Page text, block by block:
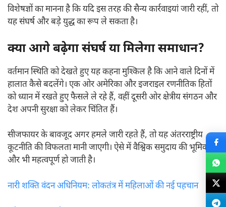
विशेषज्ञों का मानना है कि यदि इस तरह की सैन्य कार्रवाइयां जारी रहीं, तो
यह संघर्ष और बड़े युद्ध का रूप ले सकता है।
क्या आगे बढ़ेगा संघर्ष या मिलेगा समाधान?
वर्तमान स्थिति को देखते हुए यह कहना मुश्किल है कि आने वाले दिनों में
हालात कैसे बदलेंगे। एक ओर अमेरिका और इजराइल रणनीतिक हितों
को ध्यान में रखते हुए फैसले ले रहे हैं, वहीं दूसरी ओर क्षेत्रीय संगठन और
देश अपनी सुरक्षा को लेकर चिंतित हैं।
सीजफायर के बावजूद अगर हमले जारी रहते हैं, तो यह अंतरराष्ट्रीय
कूटनीति की विफलता मानी जाएगी। ऐसे में वैश्विक समुदाय की भूमिका
और भी महत्वपूर्ण हो जाती है।
नारी शक्ति वंदन अधिनियम: लोकतंत्र में महिलाओं की नई पहचान